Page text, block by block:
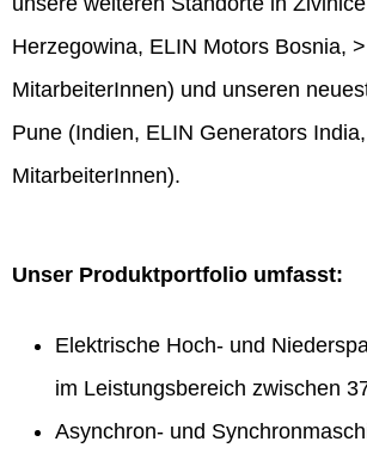
Herzegowina, ELIN Motors Bosnia,
MitarbeiterInnen) und unseren
Pune (Indien, ELIN Generators
MitarbeiterInnen).
Unser Produktportfolio umfasst:
Elektrische Hoch- und
im Leistungsbereich zwischen
Asynchron- und